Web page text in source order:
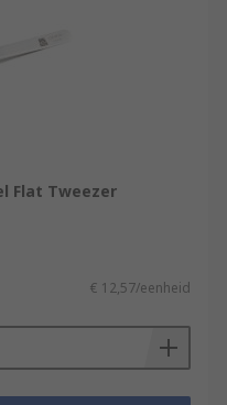
Flat Tweezer
€ 12,57/eenheid